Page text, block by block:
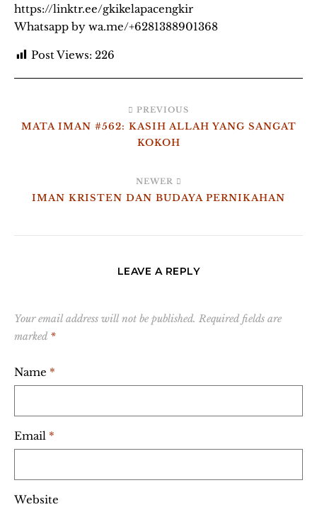
https://linktr.ee/gkikelapacengkir
Whatsapp by wa.me/+6281388901368
Post Views: 226
PREVIOUS
MATA IMAN #562: KASIH ALLAH YANG SANGAT
KOKOH
NEWER
IMAN KRISTEN DAN BUDAYA PERNIKAHAN
LEAVE A REPLY
Your email address will not be published. Required fields are
marked *
Name *
Email *
Website